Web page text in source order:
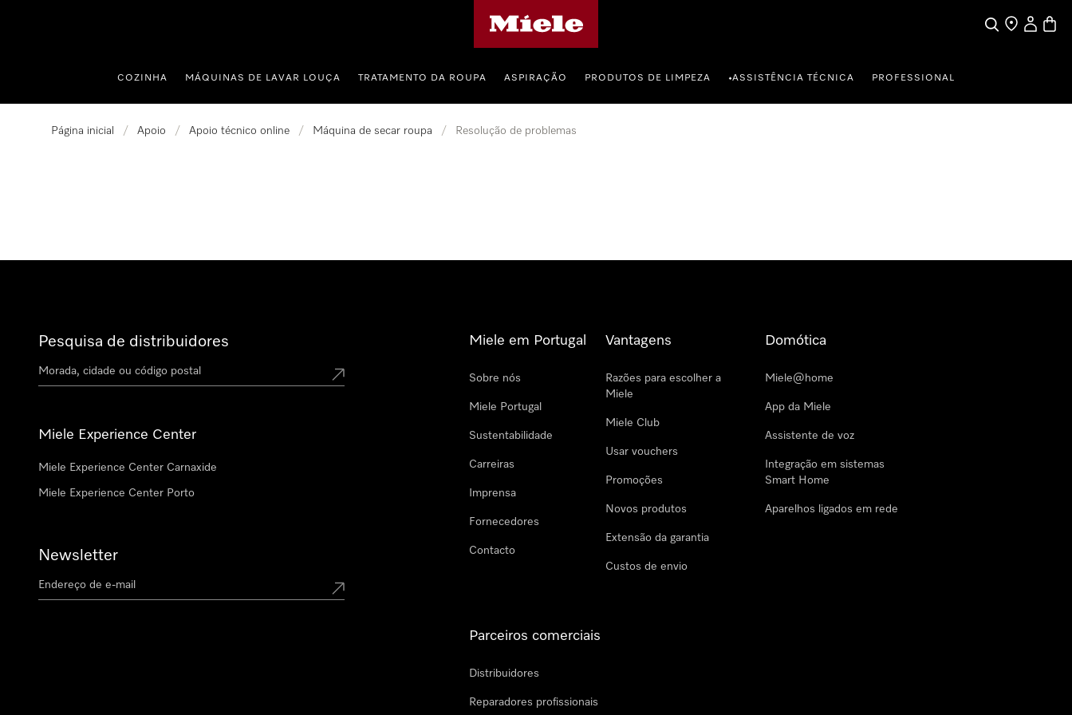
PesquisaEncontrar loja
A minha
COZINHA MÁQUINAS DE LAVAR LOUÇA TRATAMENTO DA ROUPA ASPIRAÇÃO PRODUTOS DE LIMPEZA •ASSISTÊNCIA TÉCNICA PROFESSIONAL
Página inicial / Apoio / Apoio técnico online / Máquina de secar roupa / Resolução de problemas
Pesquisa de distribuidores
Miele Experience Center
Miele Experience Center Carnaxide
Miele Experience Center Porto
Newsletter
Miele em Portugal
Sobre nós
Miele Portugal
Sustentabilidade
Carreiras
Imprensa
Fornecedores
Contacto
Vantagens
Razões para escolher a
Miele
Miele Club
Usar vouchers
Promoções
Novos produtos
Extensão da garantia
Custos de envio
Domótica
Miele@home
App da Miele
Assistente de voz
Integração em sistemas
Smart Home
Aparelhos ligados em rede
Parceiros comerciais
Distribuidores
Reparadores profissionais